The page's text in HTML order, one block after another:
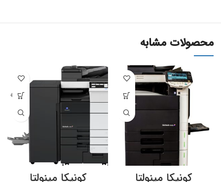
محصولات مشابه
کونیکا مینولتا
کونیکا مینولتا